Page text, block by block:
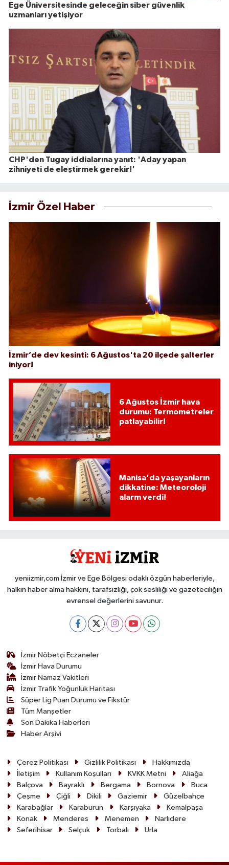
Ege Üniversitesinde geleceğin siber güvenlik
uzmanları yetişiyor
CHP'den Tugay iddialarına yanıt: 'Aday yapan
zihniyeti de eleştirmek gerekir!'
İzmir Özel Haber
İzmir’de dev kesinti: 6 Ağustos'ta 20 ilçede şalterler
iniyor!
6 Ağustos İzmir hava
durumu: Termometreler
patlayabilir!
Manisa'da yaşayanların
dikkatine: Meteoroloji
alarm verdi!
yeniizmir,com İzmir ve Ege Bölgesi odaklı özgün haberleriyle,
halkın haber alma hakkını, tarafsızlığı, çok sesliliği ve gazeteciliğin
evrensel değerlerini savunur.
İzmir Nöbetçi Eczaneler
İzmir Hava Durumu
İzmir Namaz Vakitleri
İzmir Trafik Yoğunluk Haritası
Süper Lig Puan Durumu ve Fikstür
Tüm Manşetler
Son Dakika Haberleri
Haber Arşivi
Çerez Politikası Gizlilik Politikası
Hakkımızda
İletişim
Kullanım Koşulları KVKK Metni
Aliağa
Balçova
Bayraklı Bergama Bornova
Buca
Çeşme
Çiğli Dikili Gaziemir
Güzelbahçe
Karabağlar
Karaburun Karşıyaka
Kemalpaşa
Konak
Menderes Menemen
Narlıdere
Seferihisar
Selçuk Torbalı Urla